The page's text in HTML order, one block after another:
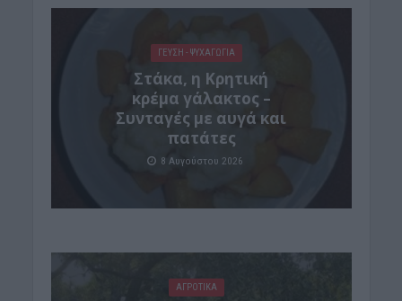
ΓΕΎΣΗ - ΨΥΧΑΓΩΓΊΑ
Στάκα, η Κρητική
κρέμα γάλακτος –
Συνταγές με αυγά και
πατάτες
8 Αυγούστου 2026
ΑΓΡΟΤΙΚΑ